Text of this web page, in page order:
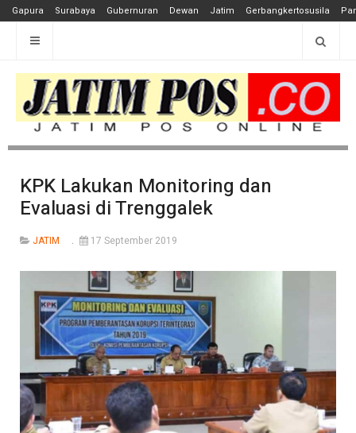
Gapura Surabaya Gubernuran Dewan Jatim Gerbangkertosusila
KPK Lakukan Monitoring dan
Evaluasi di Trenggalek
JATIM 17 September 2019